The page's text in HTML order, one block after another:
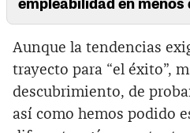
Aunque la tendencias
trayecto para “el éxito”,
descubrimiento, de
así como hemos podido